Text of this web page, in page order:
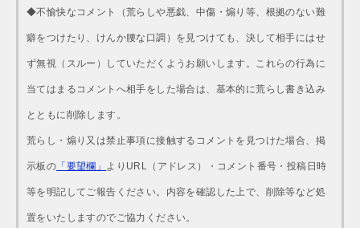
◆不愉快なコメント（荒らしや悪戯、中傷・煽り等、根拠のない難
癖をつけたり、けんか腰な口調）を見つけても、決して相手にはせ
ず無視（スルー）していただくようお願いします。これらの行為に
当てはまるコメントへ相手をした場合は、基本的に荒らし書き込み
とともに削除します。
荒らし・煽り又は禁止事項に接触するコメントを見つけた場合、掲
示板の 「要望欄」 よりURL（アドレス）・コメント番号・投稿日時
等を明記してご報告ください。内容を確認した上で、削除等など処
置をいたしますのでご協力ください。